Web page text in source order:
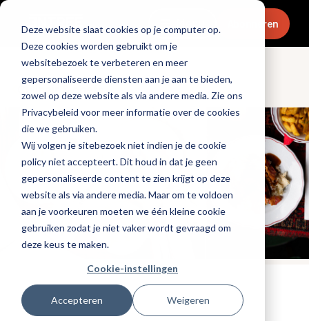
Deze website slaat cookies op je computer op.
Deze cookies worden gebruikt om je
websitebezoek te verbeteren en meer
gepersonaliseerde diensten aan je aan te bieden,
zowel op deze website als via andere media. Zie ons
Privacybeleid voor meer informatie over de cookies
die we gebruiken.
Wij volgen je sitebezoek niet indien je de cookie
policy niet accepteert. Dit houd in dat je geen
gepersonaliseerde content te zien krijgt op deze
website als via andere media. Maar om te voldoen
aan je voorkeuren moeten we één kleine cookie
gebruiken zodat je niet vaker wordt gevraagd om
deze keus te maken.
Cookie-instellingen
Accepteren Weigeren
Menu Abonneren
Culinair & chefs
Tags:horecatrend,menu-ontwikkeling
Gepubliceerd op: 15 januari 2026